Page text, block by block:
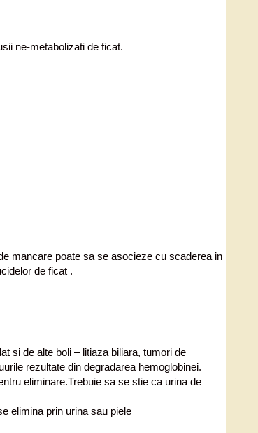
ne-metabolizati de ficat.
mancare poate sa se asocieze cu scaderea in
de ficat .
si de alte boli – litiaza biliara, tumori de
rezultate din degradarea hemoglobinei.
eliminare.Trebuie sa se stie ca urina de
elimina prin urina sau piele